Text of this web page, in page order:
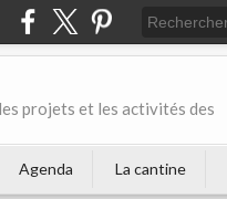
projets et les activités des
Agenda La cantine